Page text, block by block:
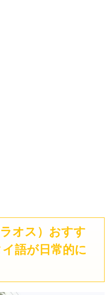
オス）おすす
語が日常的に